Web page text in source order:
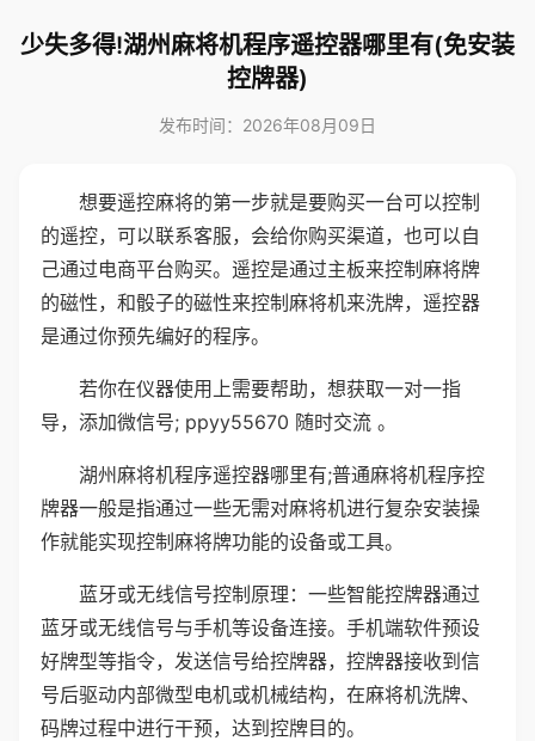
少失多得!湖州麻将机程序遥控器哪里有(免安装
控牌器)
发布时间：2026年08月09日
想要遥控麻将的第一步就是要购买一台可以控制
的遥控，可以联系客服，会给你购买渠道，也可以自
己通过电商平台购买。遥控是通过主板来控制麻将牌
的磁性，和骰子的磁性来控制麻将机来洗牌，遥控器
是通过你预先编好的程序。
若你在仪器使用上需要帮助，想获取一对一指
导，添加微信号; ppyy55670 随时交流 。
湖州麻将机程序遥控器哪里有;普通麻将机程序控
牌器一般是指通过一些无需对麻将机进行复杂安装操
作就能实现控制麻将牌功能的设备或工具。
蓝牙或无线信号控制原理：一些智能控牌器通过
蓝牙或无线信号与手机等设备连接。手机端软件预设
好牌型等指令，发送信号给控牌器，控牌器接收到信
号后驱动内部微型电机或机械结构，在麻将机洗牌、
码牌过程中进行干预，达到控牌目的。